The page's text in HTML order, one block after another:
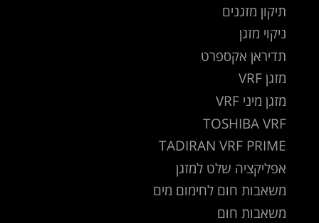
תיקון מזגנים
ניקוי מזגן
תדיראן אקספרט
מזגן VRF
מזגן מיני VRF
TOSHIBA VRF
TADIRAN VRF PRIME
אפליקציה שלט למזגן
משאבות חום לחימום מים
משאבות חום